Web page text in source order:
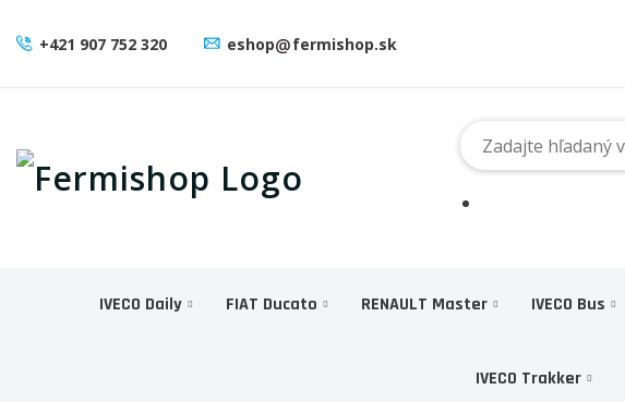
+421 907 752 320 eshop fermishop.sk
IVECO Daily FIAT Ducato RENAULT Master IVECO Bus
IVECO Trakker